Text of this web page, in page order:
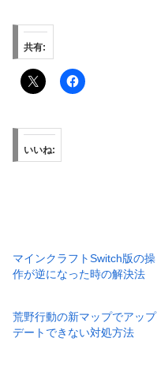
共有:
いいね:
マインクラフトSwitch版の操
作が逆になった時の解決法
荒野行動の新マップでアップ
デートできない対処方法